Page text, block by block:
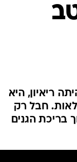
ריאיון, היא
חבל רק
בריכת הגנים